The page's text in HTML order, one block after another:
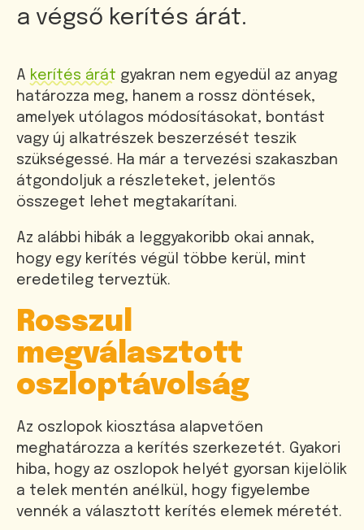
a végső kerítés árát.
A kerítés árát gyakran nem egyedül az anyag
határozza meg, hanem a rossz döntések,
amelyek utólagos módosításokat, bontást
vagy új alkatrészek beszerzését teszik
szükségessé. Ha már a tervezési szakaszban
átgondoljuk a részleteket, jelentős
összeget lehet megtakarítani.
Az alábbi hibák a leggyakoribb okai annak,
hogy egy kerítés végül többe kerül, mint
eredetileg terveztük.
Rosszul
megválasztott
oszloptávolság
Az oszlopok kiosztása alapvetően
meghatározza a kerítés szerkezetét. Gyakori
hiba, hogy az oszlopok helyét gyorsan kijelölik
a telek mentén anélkül, hogy figyelembe
vennék a választott kerítés elemek méretét.